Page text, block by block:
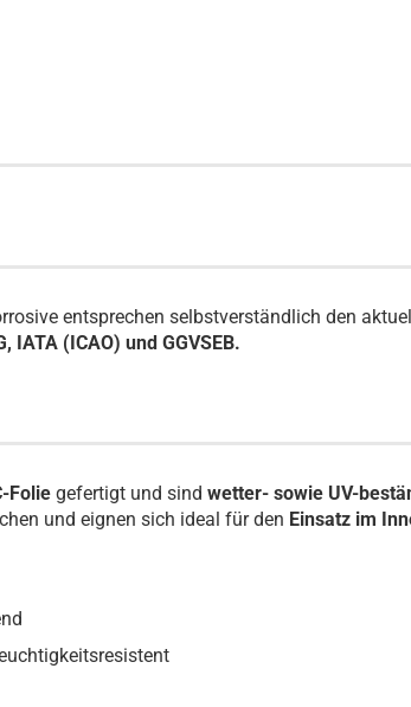
entsprechen selbstverständlich den
IATA (ICAO) und GGVSEB.
Folie gefertigt und sind wetter- sowie UV-
und eignen sich ideal für den Einsatz im